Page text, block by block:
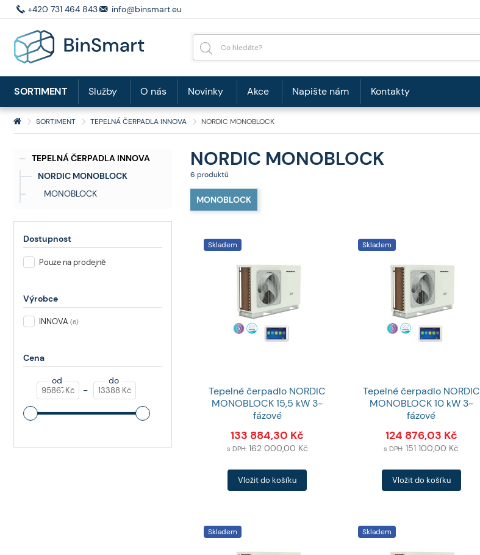
TEPELNÁ ČERPADLA INNOVA
NORDIC MONOBLOCK
MONOBLOCK
NORDIC MONOBLOCK
6 produktů
MONOBLOCK
Skladem
Tepelné čerpadlo NORDIC
MONOBLOCK 15,5 kW 3-
fázové
133 884,30 Kč
s DPH: 162 000,00 Kč
Počet
produktůVložit do košíku
Skladem
Tepelné čerpadlo NORDIC
MONOBLOCK 10 kW 3-
fázové
124 876,03 Kč
s DPH: 151 100,00 Kč
Počet
produktůVložit do košíku
Skladem Skladem
Dostupnost
Pouze na prodejně
Výrobce
INNOVA (6)
Cena
od
Kč
-
do
Kč
+420 731 464 843 info@binsmart.eu
SORTIMENT TEPELNÁ ČERPADLA INNOVA NORDIC MONOBLOCK
SORTIMENT Služby O nás Novinky Akce Napište nám Kontakty